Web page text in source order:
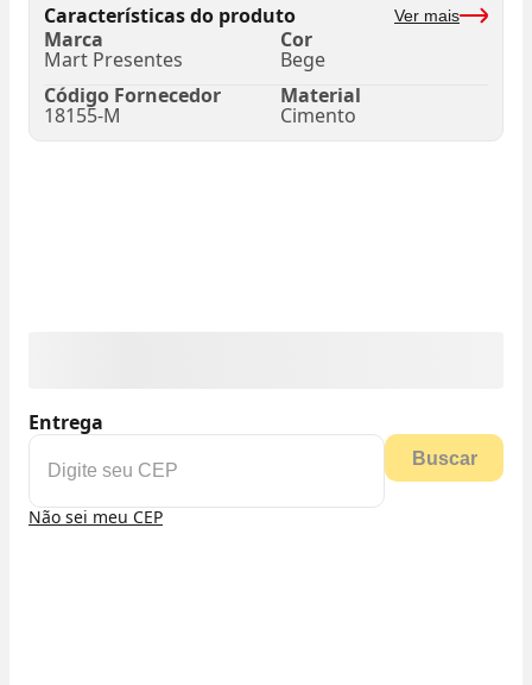
Características do produto Ver mais
Marca
Mart Presentes
Cor
Bege
Código Fornecedor
18155-M
Material
Cimento
Entrega
Buscar
Não sei meu CEP